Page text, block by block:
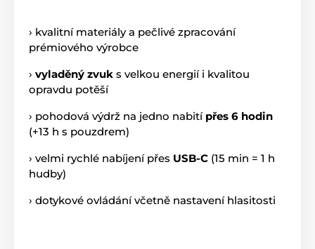
› kvalitní materiály a pečlivé zpracování
prémiového výrobce
› vyladěný zvuk s velkou energií i kvalitou
opravdu potěší
› pohodová výdrž na jedno nabití přes 6 hodin
(+13 h s pouzdrem)
› velmi rychlé nabíjení přes USB-C (15 min = 1 h
hudby)
› dotykové ovládání včetně nastavení hlasitosti